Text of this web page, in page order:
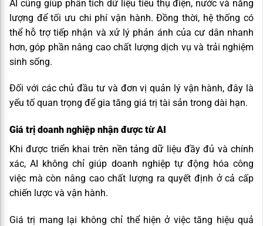
AI cũng giúp phân tích dữ liệu tiêu thụ điện, nước và năng
lượng để tối ưu chi phí vận hành. Đồng thời, hệ thống có
thể hỗ trợ tiếp nhận và xử lý phản ánh của cư dân nhanh
hơn, góp phần nâng cao chất lượng dịch vụ và trải nghiệm
sinh sống.
Đối với các chủ đầu tư và đơn vị quản lý vận hành, đây là
yếu tố quan trọng để gia tăng giá trị tài sản trong dài hạn.
Giá trị doanh nghiệp nhận được từ AI
Khi được triển khai trên nền tảng dữ liệu đầy đủ và chính
xác, AI không chỉ giúp doanh nghiệp tự động hóa công
việc mà còn nâng cao chất lượng ra quyết định ở cả cấp
chiến lược và vận hành.
Giá trị mang lại không chỉ thể hiện ở việc tăng hiệu quả